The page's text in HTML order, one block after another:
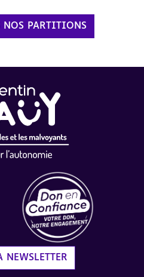
NOS PARTITIONS